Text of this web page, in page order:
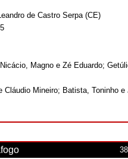
de Castro Serpa (CE)
Magno e Zé Eduardo;
Mineiro; Batista, Toninho e